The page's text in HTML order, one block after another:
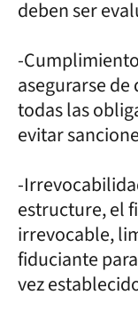
deben ser
-
asegurarse
todas las
evitar
-
estructure, el
irrevocable,
fiduciante
vez